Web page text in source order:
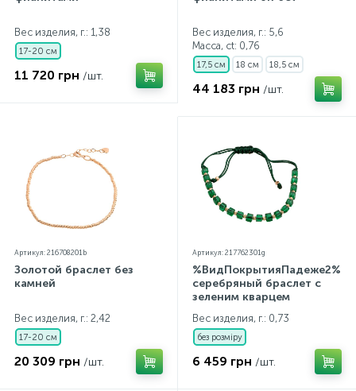
Вес изделия, г.: 1,38
17-20 см
11 720 грн /шт.
Вес изделия, г.: 5,6
Масса, ct: 0,76
17,5 см 18 см 18,5 см
44 183 грн /шт.
Артикул: 216708201b
Золотой браслет без
камней
Вес изделия, г.: 2,42
17-20 см
20 309 грн /шт.
Артикул: 217762301g
%ВидПокрытияПадеже2%
серебряный браслет с
зеленим кварцем
Вес изделия, г.: 0,73
без розміру
6 459 грн /шт.
О нас Серебряные цепочки
Серебряные сувениры